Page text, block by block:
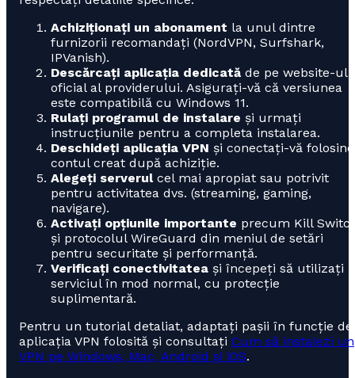
Achiziționați un abonament la unul dintre
furnizorii recomandați (NordVPN, Surfshark,
IPVanish).
Descărcați aplicația dedicată de pe website-ul
oficial al providerului. Asigurați-vă că versiunea
este compatibilă cu Windows 11.
Rulați programul de instalare și urmați
instrucțiunile pentru a completa instalarea.
Deschideți aplicația VPN și conectați-vă folosind
contul creat după achiziție.
Alegeți serverulcel mai apropiat sau potrivit
pentru activitatea dvs. (streaming, gaming,
navigare).
Activați opțiunile importante precum Kill
și protocolul WireGuard din meniul de setări
pentru securitate și performanță.
Verificați conectivitatea și începeți să utilizați
serviciul în mod normal, cu protecție
suplimentară.
Pentru un tutorial detaliat, adaptați pașii în funcție de
aplicația VPN folosită și consultați Cum să instalezi un
VPN pe Windows, Mac, Android și iOS.